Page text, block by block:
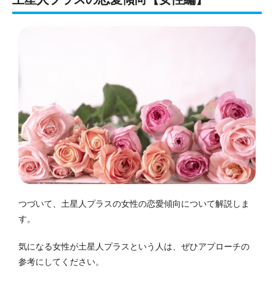
つづいて、土星人プラスの女性の恋愛傾向について解説しま
す。
気になる女性が土星人プラスという人は、ぜひアプローチの
参考にしてください。